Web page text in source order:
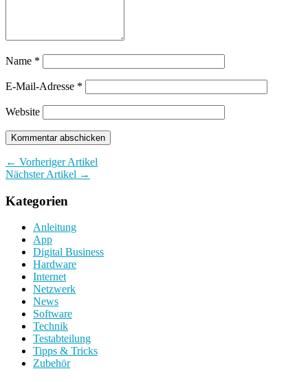
Name *
E-Mail-Adresse *
Website
← Vorheriger Artikel
Nächster Artikel →
Kategorien
Anleitung
App
Digital Business
Hardware
Internet
Netzwerk
News
Software
Technik
Testabteilung
Tipps & Tricks
Zubehör